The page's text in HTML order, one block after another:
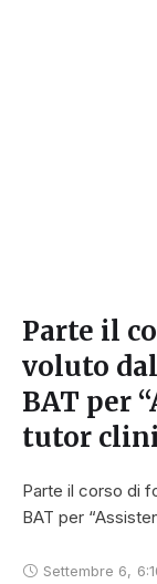
Parte il
voluto
BAT per
tutor
Parte il corso di
BAT per
Settembre 6,